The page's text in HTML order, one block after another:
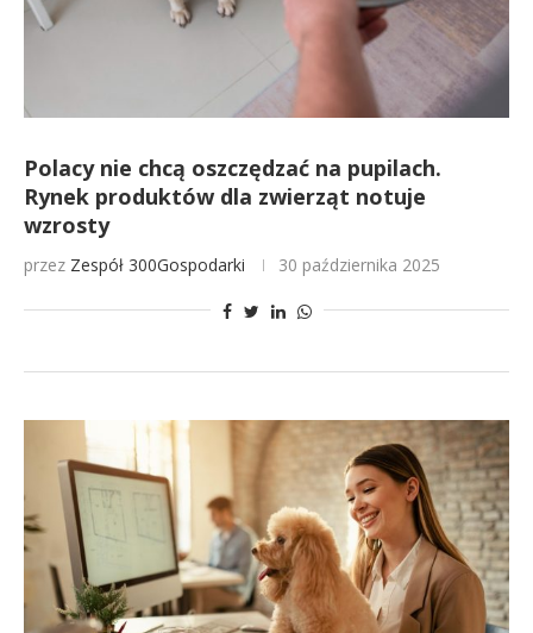
Polacy nie chcą oszczędzać na pupilach.
Rynek produktów dla zwierząt notuje
wzrosty
przez Zespół 300Gospodarki 30 października 2025